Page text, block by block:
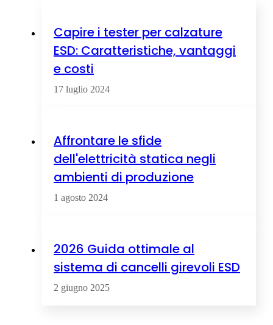
Capire i tester per calzature
ESD: Caratteristiche, vantaggi
e costi
17 luglio 2024
Affrontare le sfide
dell'elettricità statica negli
ambienti di produzione
1 agosto 2024
2026 Guida ottimale al
sistema di cancelli girevoli ESD
2 giugno 2025